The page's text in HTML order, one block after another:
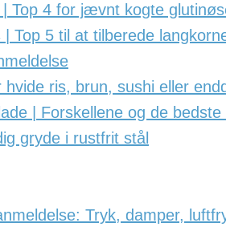
Top 4 for jævnt kogte
Top 5 til at tilberede
ris, brun, sushi eller
| Forskellene og de bedste
gryde i rustfrit stål
Tryk, damper,